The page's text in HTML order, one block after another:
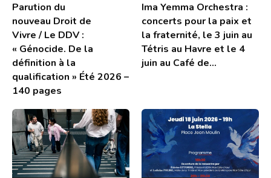
Parution du
nouveau Droit de
Vivre / Le DDV :
« Génocide. De la
définition à la
qualification » Été 2026 –
140 pages
Ima Yemma Orchestra :
concerts pour la paix et
la fraternité, le 3 juin au
Tétris au Havre et le 4
juin au Café de...